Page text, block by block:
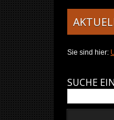
Sie sind hier:
SUCHE